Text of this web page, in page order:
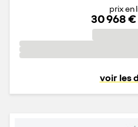
prix en
30 968 €
voir les